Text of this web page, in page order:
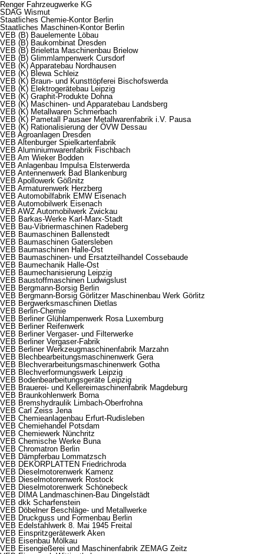
Renger Fahrzeugwerke KG
SDAG Wismut
Staatliches Chemie-Kontor Berlin
Staatliches Maschinen-Kontor Berlin
VEB (B) Bauelemente Löbau
VEB (B) Baukombinat Dresden
VEB (B) Brieletta Maschinenbau Brielow
VEB (B) Glimmlampenwerk Cursdorf
VEB (K) Apparatebau Nordhausen
VEB (K) Blewa Schleiz
VEB (K) Braun- und Kunsttöpferei Bischofswerda
VEB (K) Elektrogerätebau Leipzig
VEB (K) Graphit-Produkte Dohna
VEB (K) Maschinen- und Apparatebau Landsberg
VEB (K) Metallwaren Schmerbach
VEB (K) Pametall Pausaer Metallwarenfabrik i.V. Pausa
VEB (K) Rationalisierung der ÖVW Dessau
VEB Agroanlagen Dresden
VEB Altenburger Spielkartenfabrik
VEB Aluminiumwarenfabrik Fischbach
VEB Am Wieker Bodden
VEB Anlagenbau Impulsa Elsterwerda
VEB Antennenwerk Bad Blankenburg
VEB Apollowerk Gößnitz
VEB Armaturenwerk Herzberg
VEB Automobilfabrik EMW Eisenach
VEB Automobilwerk Eisenach
VEB AWZ Automobilwerk Zwickau
VEB Barkas-Werke Karl-Marx-Stadt
VEB Bau-Vibriermaschinen Radeberg
VEB Baumaschinen Ballenstedt
VEB Baumaschinen Gatersleben
VEB Baumaschinen Halle-Ost
VEB Baumaschinen- und Ersatzteilhandel Cossebaude
VEB Baumechanik Halle-Ost
VEB Baumechanisierung Leipzig
VEB Baustoffmaschinen Ludwigslust
VEB Bergmann-Borsig Berlin
VEB Bergmann-Borsig Görlitzer Maschinenbau Werk Görlitz
VEB Bergwerksmaschinen Dietlas
VEB Berlin-Chemie
VEB Berliner Glühlampenwerk Rosa Luxemburg
VEB Berliner Reifenwerk
VEB Berliner Vergaser- und Filterwerke
VEB Berliner Vergaser-Fabrik
VEB Berliner Werkzeugmaschinenfabrik Marzahn
VEB Blechbearbeitungsmaschinenwerk Gera
VEB Blechverarbeitungsmaschinenwerk Gotha
VEB Blechverformungswerk Leipzig
VEB Bodenbearbeitungsgeräte Leipzig
VEB Brauerei- und Kellereimaschinenfabrik Magdeburg
VEB Braunkohlenwerk Borna
VEB Bremshydraulik Limbach-Oberfrohna
VEB Carl Zeiss Jena
VEB Chemieanlagenbau Erfurt-Rudisleben
VEB Chemiehandel Potsdam
VEB Chemiewerk Nünchritz
VEB Chemische Werke Buna
VEB Chromatron Berlin
VEB Dämpferbau Lommatzsch
VEB DEKORPLATTEN Friedrichroda
VEB Dieselmotorenwerk Kamenz
VEB Dieselmotorenwerk Rostock
VEB Dieselmotorenwerk Schönebeck
VEB DIMA Landmaschinen-Bau Dingelstädt
VEB dkk Scharfenstein
VEB Döbelner Beschläge- und Metallwerke
VEB Druckguss und Formenbau Berlin
VEB Edelstahlwerk 8. Mai 1945 Freital
VEB Einspritzgerätewerk Aken
VEB Eisenbau Mölkau
VEB Eisengießerei und Maschinenfabrik ZEMAG Zeitz